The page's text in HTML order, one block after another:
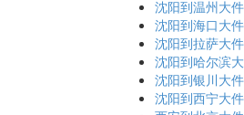
沈阳到温州大
沈阳到海口大
沈阳到拉萨大
沈阳到哈尔滨
沈阳到银川大
沈阳到西宁大